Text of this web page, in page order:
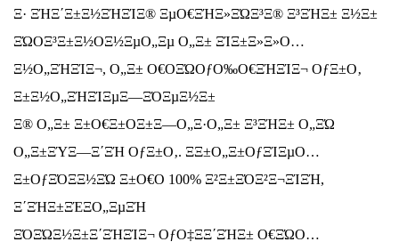
Ξ· ΞΉΞ΄Ξ±Ξ½ΞΉΞΊΞ® ΞµΟ€ΞΉΞ»ΞΏΞ³Ξ® Ξ³ΞΉΞ± Ξ½Ξ±
ΞΏΟΞ³Ξ±Ξ½ΟΞ½ΞµΟ„Ξµ Ο„Ξ± ΞΊΞ±Ξ»Ξ»Ο…
Ξ½Ο„ΞΉΞΊΞ¬, Ο„Ξ± Ο€ΟΞΏΟƒΟ‰Ο€ΞΉΞΊΞ¬ ΟƒΞ±Ο‚
Ξ±Ξ½Ο„ΞΉΞΊΞµΞ―ΞΌΞµΞ½Ξ±
Ξ® Ο„Ξ± Ξ±Ο€Ξ±ΟΞ±Ξ―Ο„Ξ·Ο„Ξ± Ξ³ΞΉΞ± Ο„ΞΏ
Ο„Ξ±ΞΎΞ―Ξ΄ΞΉ ΟƒΞ±Ο‚. ΞΞ±Ο„Ξ±ΟƒΞΊΞµΟ…
Ξ±ΟƒΞΌΞ­Ξ½ΞΏ Ξ±Ο€Ο 100% Ξ²Ξ±ΞΌΞ²Ξ¬ΞΊΞΉ,
Ξ΄ΞΉΞ±ΞΈΞ­Ο„ΞµΞΉ
ΞΌΞΏΞ½Ξ±Ξ΄ΞΉΞΊΞ¬ ΟƒΟ‡Ξ­Ξ΄ΞΉΞ± Ο€ΞΏΟ…